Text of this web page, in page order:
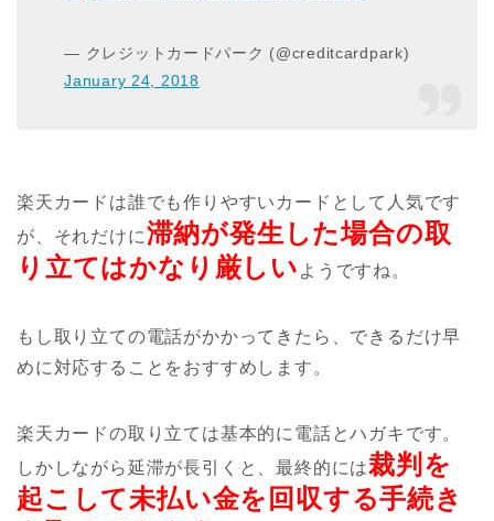
— クレジットカードパーク (@creditcardpark)
January 24, 2018
楽天カードは誰でも作りやすいカードとして人気です
が、それだけに滞納が発生した場合の取
り立てはかなり厳しい ようですね。
もし取り立ての電話がかかってきたら、できるだけ早
めに対応することをおすすめします。
楽天カードの取り立ては基本的に電話とハガキです。
しかしながら延滞が長引くと、最終的には裁判を
起こして未払い金を回収する手続き